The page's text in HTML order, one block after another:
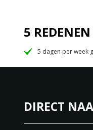
5
5 dagen per week
DIRECT